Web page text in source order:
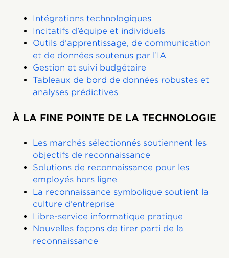
Intégrations technologiques
Incitatifs d’équipe et individuels
Outils d’apprentissage, de communication
et de données soutenus par l’IA
Gestion et suivi budgétaire
Tableaux de bord de données robustes et
analyses prédictives
À LA FINE POINTE DE LA TECHNOLOGIE
Les marchés sélectionnés soutiennent les
objectifs de reconnaissance
Solutions de reconnaissance pour les
employés hors ligne
La reconnaissance symbolique soutient la
culture d’entreprise
Libre-service informatique pratique
Nouvelles façons de tirer parti de la
reconnaissance